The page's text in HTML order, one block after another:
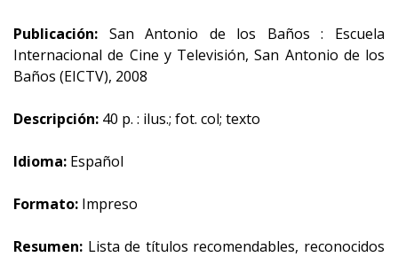
Publicación: San Antonio de los Baños : Escuela
Internacional de Cine y Televisión, San Antonio de los
Baños (EICTV), 2008
Descripción: 40 p. : ilus.; fot. col; texto
Idioma: Español
Formato: Impreso
Resumen: Lista de títulos recomendables, reconocidos